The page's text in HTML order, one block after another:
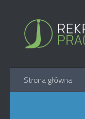
Strona główna